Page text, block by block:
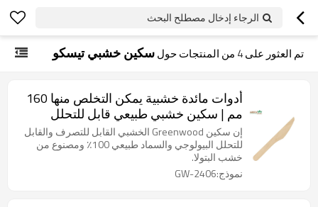
الرجاء إدخال مصطلح البحث
تم العثور على4 من المنتجات حولسكين خشبي تيسكو
أدوات مائدة خشبية يمكن التخلص منها 160
مم | سكين خشبي طبيعي قابل للتحلل
البيولوجي | سكاكين صديقة للبيئة قابلة
للتحويل إلى سماد
إن سكين Greenwood الخشبي القابل للتصرف والقابل
للتحلل البيولوجي والسماد طبيعي 100٪ ومصنوع من
خشب البتولا.
نموذج:GW-2406